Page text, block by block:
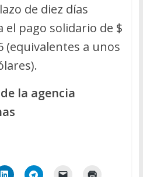
de diez días
el pago solidario de $
(equivalentes a unos
la agencia